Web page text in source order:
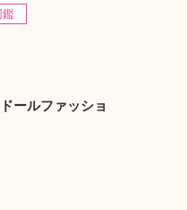
ールファッショ